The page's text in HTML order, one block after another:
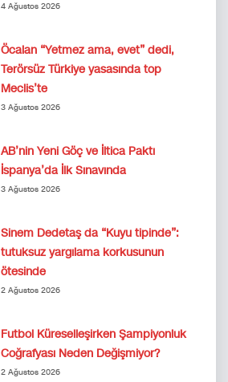
4 Ağustos 2026
Öcalan “Yetmez ama, evet” dedi,
Terörsüz Türkiye yasasında top
Meclis’te
3 Ağustos 2026
AB’nin Yeni Göç ve İltica Paktı
İspanya’da İlk Sınavında
3 Ağustos 2026
Sinem Dedetaş da “Kuyu tipinde”:
tutuksuz yargılama korkusunun
ötesinde
2 Ağustos 2026
Futbol Küreselleşirken Şampiyonluk
Coğrafyası Neden Değişmiyor?
2 Ağustos 2026